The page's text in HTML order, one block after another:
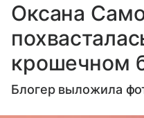
Оксана
крошечном
Блогер выложила